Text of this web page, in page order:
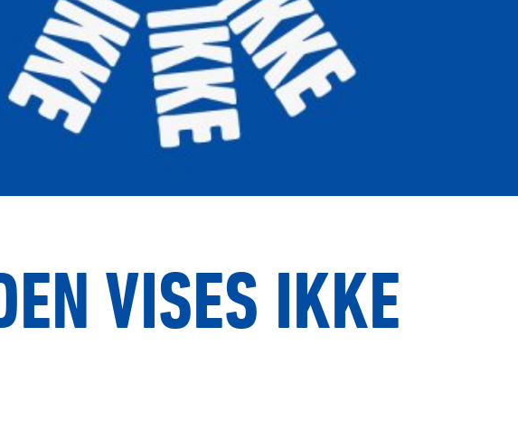
VISES IKKE